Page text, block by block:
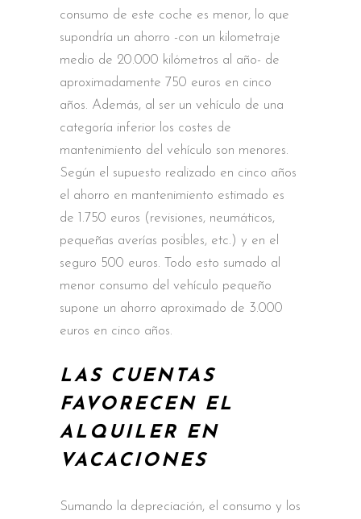
consumo de este coche es menor, lo que
supondría un ahorro -con un kilometraje
medio de 20.000 kilómetros al año- de
aproximadamente 750 euros en cinco
años. Además, al ser un vehículo de una
categoría inferior los costes de
mantenimiento del vehículo son menores.
Según el supuesto realizado en cinco años
el ahorro en mantenimiento estimado es
de 1.750 euros (revisiones, neumáticos,
pequeñas averías posibles, etc.) y en el
seguro 500 euros. Todo esto sumado al
menor consumo del vehículo pequeño
supone un ahorro aproximado de 3.000
euros en cinco años.
LAS CUENTAS
FAVORECEN EL
ALQUILER EN
VACACIONES
Sumando la depreciación, el consumo y los